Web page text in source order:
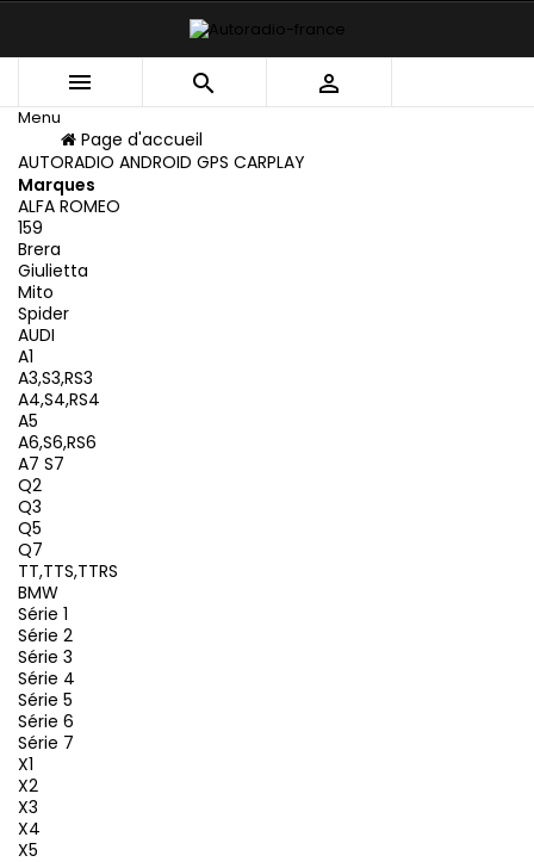
  
Menu
Page d'accueil
AUTORADIO ANDROID GPS CARPLAY
Marques
ALFA ROMEO
159
Brera
Giulietta
Mito
Spider
AUDI
A1
A3,S3,RS3
A4,S4,RS4
A5
A6,S6,RS6
A7 S7
Q2
Q3
Q5
Q7
TT,TTS,TTRS
BMW
Série 1
Série 2
Série 3
Série 4
Série 5
Série 6
Série 7
X1
X2
X3
X4
X5